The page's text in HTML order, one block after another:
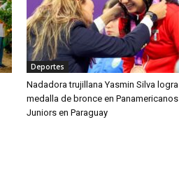
Deportes
Nadadora trujillana Yasmin Silva logra
medalla de bronce en Panamericanos
Juniors en Paraguay